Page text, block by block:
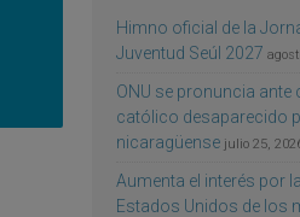
Himno oficial de la
Juventud Seúl 2027
ONU se pronuncia
católico desaparecido
nicaragüense julio 25,
Aumenta el interés por
Estados Unidos de los